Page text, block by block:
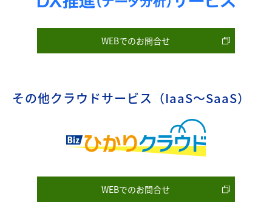
WEBでのお問合せ
その他クラウドサービス（IaaS～SaaS）
WEBでのお問合せ